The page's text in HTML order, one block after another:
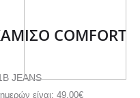
COMFORT
JEANS
είναι: 49,00€